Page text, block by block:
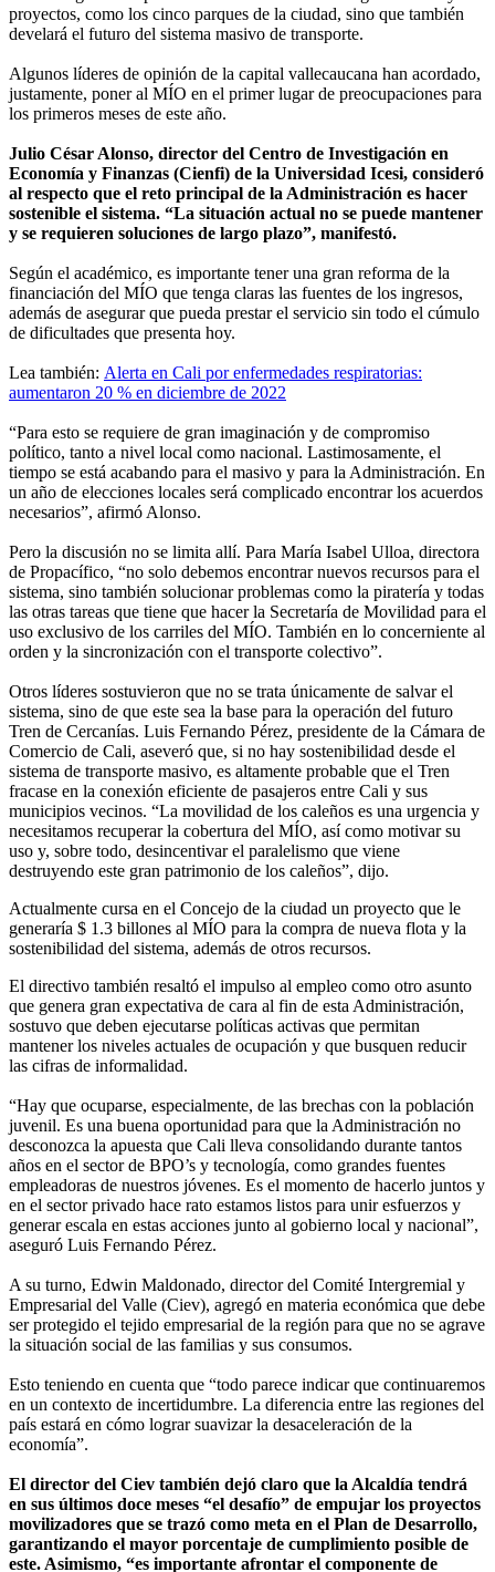
proyectos, como los cinco parques de la ciudad, sino que también
develará el futuro del sistema masivo de transporte.
Algunos líderes de opinión de la capital vallecaucana han acordado,
justamente, poner al MÍO en el primer lugar de preocupaciones para
los primeros meses de este año.
Julio César Alonso, director del Centro de Investigación en
Economía y Finanzas (Cienfi) de la Universidad Icesi, consideró
al respecto que el reto principal de la Administración es hacer
sostenible el sistema. “La situación actual no se puede mantener
y se requieren soluciones de largo plazo”, manifestó.
Según el académico, es importante tener una gran reforma de la
financiación del MÍO que tenga claras las fuentes de los ingresos,
además de asegurar que pueda prestar el servicio sin todo el cúmulo
de dificultades que presenta hoy.
Lea también: Alerta en Cali por enfermedades respiratorias:
aumentaron 20 % en diciembre de 2022
“Para esto se requiere de gran imaginación y de compromiso
político, tanto a nivel local como nacional. Lastimosamente, el
tiempo se está acabando para el masivo y para la Administración. En
un año de elecciones locales será complicado encontrar los acuerdos
necesarios”, afirmó Alonso.
Pero la discusión no se limita allí. Para María Isabel Ulloa, directora
de Propacífico, “no solo debemos encontrar nuevos recursos para el
sistema, sino también solucionar problemas como la piratería y todas
las otras tareas que tiene que hacer la Secretaría de Movilidad para el
uso exclusivo de los carriles del MÍO. También en lo concerniente al
orden y la sincronización con el transporte colectivo”.
Otros líderes sostuvieron que no se trata únicamente de salvar el
sistema, sino de que este sea la base para la operación del futuro
Tren de Cercanías. Luis Fernando Pérez, presidente de la Cámara de
Comercio de Cali, aseveró que, si no hay sostenibilidad desde el
sistema de transporte masivo, es altamente probable que el Tren
fracase en la conexión eficiente de pasajeros entre Cali y sus
municipios vecinos. “La movilidad de los caleños es una urgencia y
necesitamos recuperar la cobertura del MÍO, así como motivar su
uso y, sobre todo, desincentivar el paralelismo que viene
destruyendo este gran patrimonio de los caleños”, dijo.
Actualmente cursa en el Concejo de la ciudad un proyecto que le
generaría $ 1.3 billones al MÍO para la compra de nueva flota y la
sostenibilidad del sistema, además de otros recursos.
El directivo también resaltó el impulso al empleo como otro asunto
que genera gran expectativa de cara al fin de esta Administración,
sostuvo que deben ejecutarse políticas activas que permitan
mantener los niveles actuales de ocupación y que busquen reducir
las cifras de informalidad.
“Hay que ocuparse, especialmente, de las brechas con la población
juvenil. Es una buena oportunidad para que la Administración no
desconozca la apuesta que Cali lleva consolidando durante tantos
años en el sector de BPO’s y tecnología, como grandes fuentes
empleadoras de nuestros jóvenes. Es el momento de hacerlo juntos y
en el sector privado hace rato estamos listos para unir esfuerzos y
generar escala en estas acciones junto al gobierno local y nacional”,
aseguró Luis Fernando Pérez.
A su turno, Edwin Maldonado, director del Comité Intergremial y
Empresarial del Valle (Ciev), agregó en materia económica que debe
ser protegido el tejido empresarial de la región para que no se agrave
la situación social de las familias y sus consumos.
Esto teniendo en cuenta que “todo parece indicar que continuaremos
en un contexto de incertidumbre. La diferencia entre las regiones del
país estará en cómo lograr suavizar la desaceleración de la
economía”.
El director del Ciev también dejó claro que la Alcaldía tendrá
en sus últimos doce meses “el desafío” de empujar los proyectos
movilizadores que se trazó como meta en el Plan de Desarrollo,
garantizando el mayor porcentaje de cumplimiento posible de
este. Asimismo, “es importante afrontar el componente de